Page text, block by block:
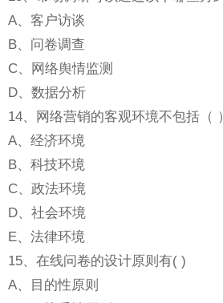
A、客户访谈
B、问卷调查
C、网络舆情监测
D、数据分析
14、网络营销的客观环境不包括（ ）
A、经济环境
B、科技环境
C、政法环境
D、社会环境
E、法律环境
15、在线问卷的设计原则有( )
A、目的性原则